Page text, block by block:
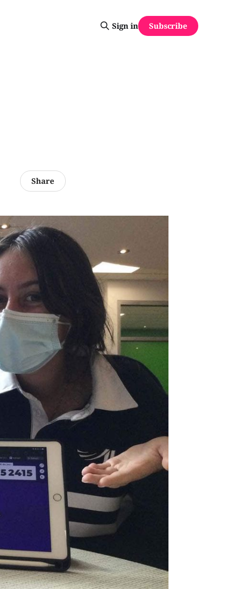
Sign in Subscribe
Share